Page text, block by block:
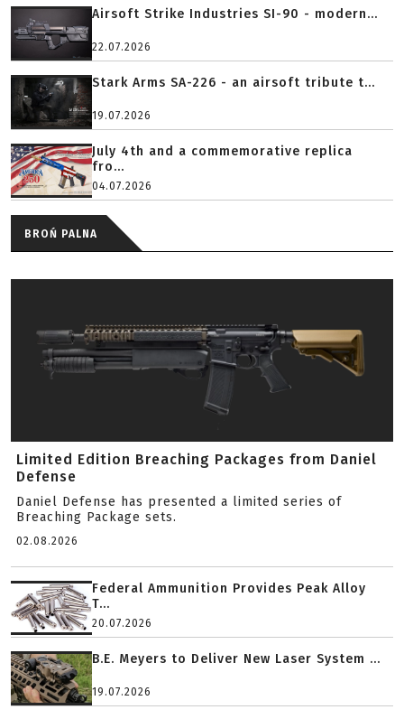
Airsoft Strike Industries SI-90 - modern...
22.07.2026
Stark Arms SA-226 - an airsoft tribute t...
19.07.2026
July 4th and a commemorative replica
fro...
04.07.2026
BROŃ PALNA
Limited Edition Breaching Packages from Daniel
Defense
Daniel Defense has presented a limited series of
Breaching Package sets.
02.08.2026
Federal Ammunition Provides Peak Alloy
T...
20.07.2026
B.E. Meyers to Deliver New Laser System ...
19.07.2026